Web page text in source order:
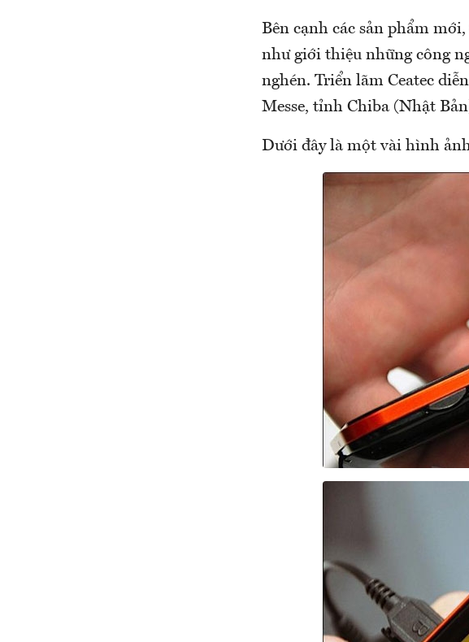
Bên cạnh các sản phẩm
như giới thiệu những công
nghén. Triển lãm Ceatec
Messe, tỉnh Chiba (Nhật
Dưới đây là một vài hình